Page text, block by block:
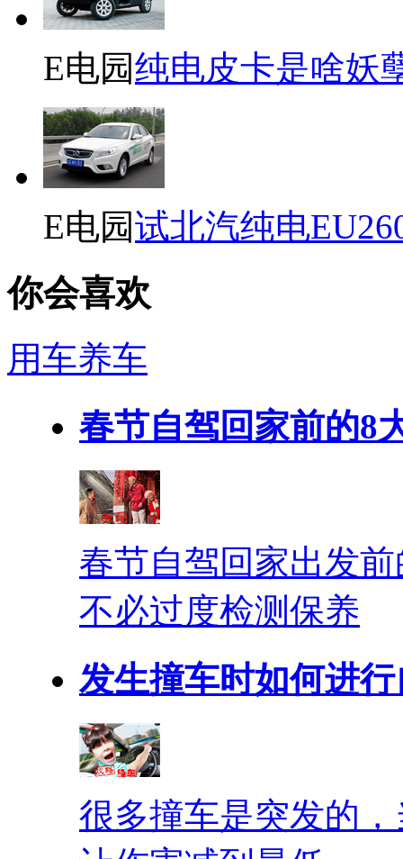
E电园纯电皮卡是啥妖
E电园试北汽纯电
你会喜欢
用车养车
春节自驾回家前的8
春节自驾回家出发
不必过度检测保养
发生撞车时如何进
很多撞车是突发的